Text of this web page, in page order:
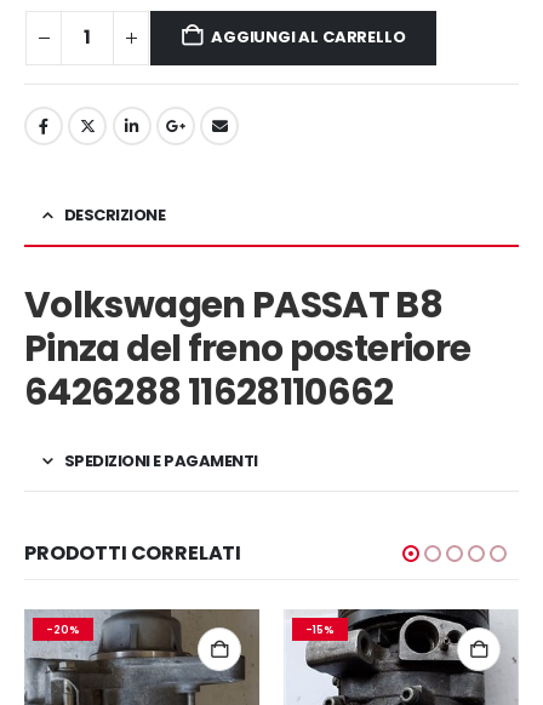
AGGIUNGI AL CARRELLO
DESCRIZIONE
Volkswagen PASSAT B8
Pinza del freno posteriore
6426288 11628110662
SPEDIZIONI E PAGAMENTI
PRODOTTI CORRELATI
-20% -15%